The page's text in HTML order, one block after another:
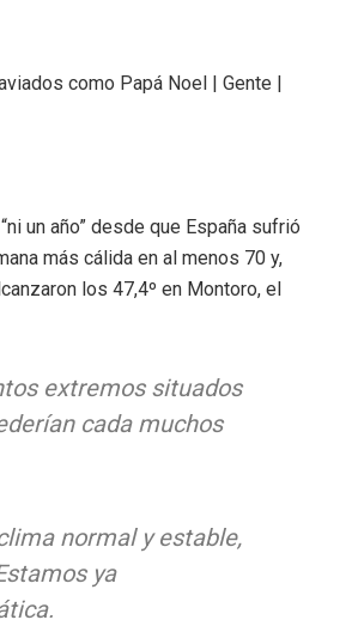
un año” desde que España sufrió
más cálida en al menos 70 y,
los 47,4º en Montoro, el
extremos situados
cada muchos
normal y estable,
ya